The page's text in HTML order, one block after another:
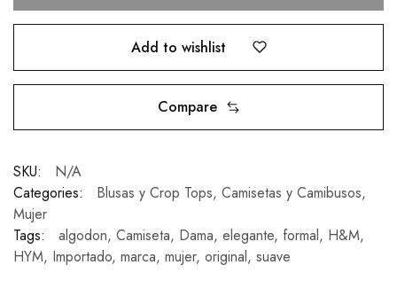
Add to wishlist
Compare
SKU:
N/A
Categories:
Blusas y Crop Tops, Camisetas y Camibusos,
Mujer
Tags:
algodon, Camiseta, Dama, elegante, formal, H&M,
HYM, Importado, marca, mujer, original, suave